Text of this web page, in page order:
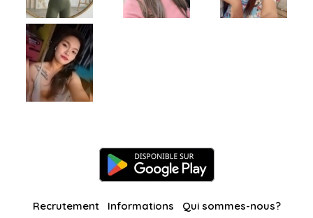
Recrutement Informations Qui sommes-nous?